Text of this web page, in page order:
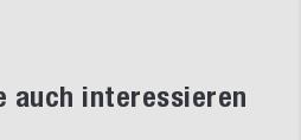
auch interessieren